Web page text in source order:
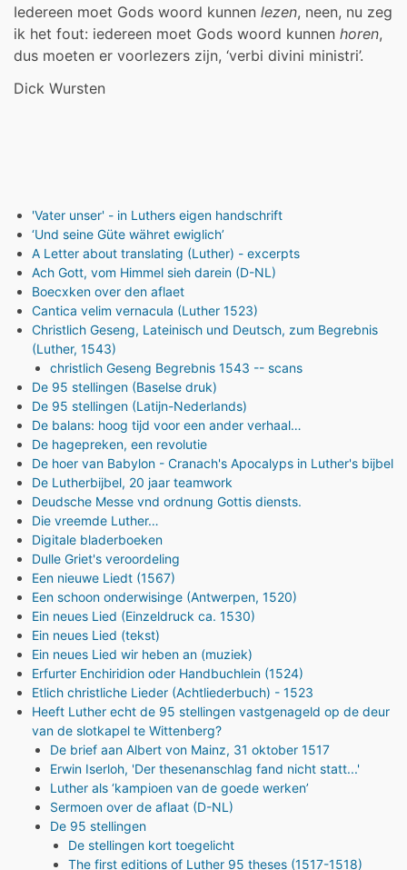
Iedereen moet Gods woord kunnen lezen, neen, nu zeg
ik het fout: iedereen moet Gods woord kunnen horen,
dus moeten er voorlezers zijn, ‘verbi divini ministri’.
Dick Wursten
'Vater unser' - in Luthers eigen handschrift
‘Und seine Güte währet ewiglich’
A Letter about translating (Luther) - excerpts
Ach Gott, vom Himmel sieh darein (D-NL)
Boecxken over den aflaet
Cantica velim vernacula (Luther 1523)
Christlich Geseng, Lateinisch und Deutsch, zum Begrebnis
(Luther, 1543)
christlich Geseng Begrebnis 1543 -- scans
De 95 stellingen (Baselse druk)
De 95 stellingen (Latijn-Nederlands)
De balans: hoog tijd voor een ander verhaal…
De hagepreken, een revolutie
De hoer van Babylon - Cranach's Apocalyps in Luther's bijbel
De Lutherbijbel, 20 jaar teamwork
Deudsche Messe vnd ordnung Gottis diensts.
Die vreemde Luther…
Digitale bladerboeken
Dulle Griet's veroordeling
Een nieuwe Liedt (1567)
Een schoon onderwisinge (Antwerpen, 1520)
Ein neues Lied (Einzeldruck ca. 1530)
Ein neues Lied (tekst)
Ein neues Lied wir heben an (muziek)
Erfurter Enchiridion oder Handbuchlein (1524)
Etlich christliche Lieder (Achtliederbuch) - 1523
Heeft Luther echt de 95 stellingen vastgenageld op de deur
van de slotkapel te Wittenberg?
De brief aan Albert von Mainz, 31 oktober 1517
Erwin Iserloh, 'Der thesenanschlag fand nicht statt...'
Luther als ‘kampioen van de goede werken’
Sermoen over de aflaat (D-NL)
De 95 stellingen
De stellingen kort toegelicht
The first editions of Luther 95 theses (1517-1518)